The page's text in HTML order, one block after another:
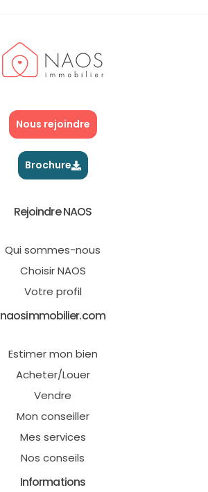
Nous rejoindre
Brochure
Rejoindre NAOS
Qui sommes-nous
Choisir NAOS
Votre profil
naosimmobilier.com
Estimer mon bien
Acheter/Louer
Vendre
Mon conseiller
Mes services
Nos conseils
Informations